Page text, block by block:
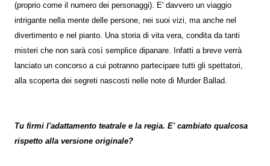
(proprio come il numero dei personaggi). E' davvero un viaggio
intrigante nella mente delle persone, nei suoi vizi, ma anche nel
divertimento e nel pianto. Una storia di vita vera, condita da tanti
misteri che non sarà così semplice dipanare. Infatti a breve verrà
lanciato un concorso a cui potranno partecipare tutti gli spettatori,
alla scoperta dei segreti nascosti nelle note di Murder Ballad.
Tu firmi l'adattamento teatrale e la regia. E' cambiato qualcosa
rispetto alla versione originale?